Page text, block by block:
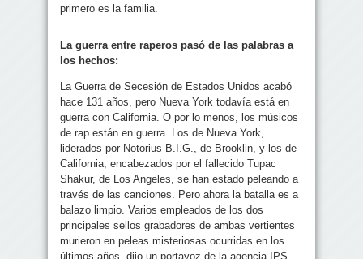
primero es la familia.
La guerra entre raperos pasó de las palabras a
los hechos:
La Guerra de Secesión de Estados Unidos acabó
hace 131 años, pero Nueva York todavía está en
guerra con California. O por lo menos, los músicos
de rap están en guerra. Los de Nueva York,
liderados por Notorius B.I.G., de Brooklin, y los de
California, encabezados por el fallecido Tupac
Shakur, de Los Angeles, se han estado peleando a
través de las canciones. Pero ahora la batalla es a
balazo limpio. Varios empleados de los dos
principales sellos grabadores de ambas vertientes
murieron en peleas misteriosas ocurridas en los
últimos años, dijo un portavoz de la agencia IPS.